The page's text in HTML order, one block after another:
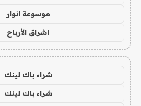
موسوعة انوار
اشراق الأرباح
شراء باك لينك
شراء باك لينك